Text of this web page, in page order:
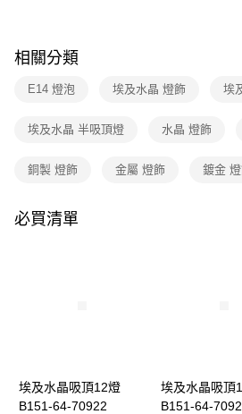
２．關於個人資料處理事宜，請瀏覽以下網址：
３．未成年的使用者請事先徵得法定代理人或
任。
４．使用「AFTEE先享後付」時，將依據個別
請求用戶進行身份認證。
相關分類
E14 燈泡 埃及水晶 燈飾 埃
埃及水晶 半吸頂燈 水晶 燈飾
銅製 燈飾 金屬 燈飾 鍍金
必買清單
埃及水晶吸頂12燈
B151-64-70922
埃及水晶吸頂
B151-64-